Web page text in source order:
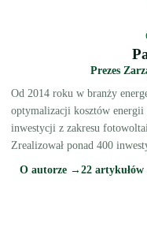
Prezes
Od 2014 roku w branży
optymalizacji kosztów
inwestycji z zakresu
Zrealizował ponad 400
O autorze → 22